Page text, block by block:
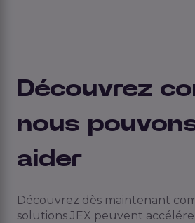
Découvrez
nous
aider
Découvrez dès maintenant
solutions JEX peuvent